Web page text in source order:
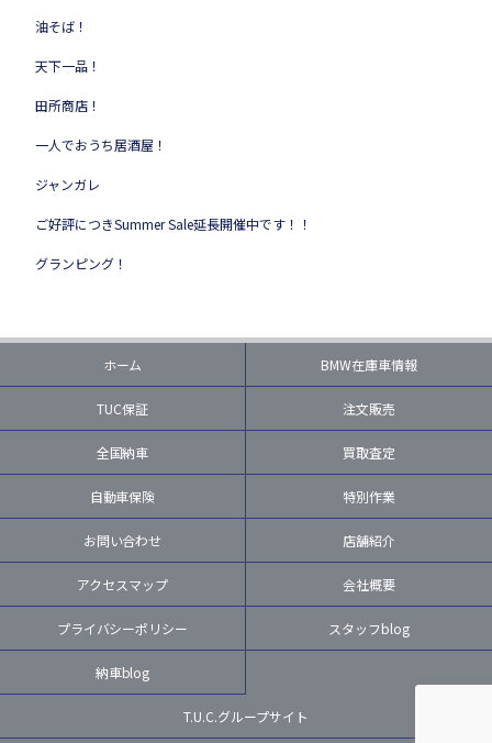
油そば！
天下一品！
田所商店！
一人でおうち居酒屋！
ジャンガレ
ご好評につきSummer Sale延長開催中です！！
グランピング！
ホーム BMW在庫車情報
TUC保証 注文販売
全国納車 買取査定
自動車保険 特別作業
お問い合わせ 店舗紹介
アクセスマップ 会社概要
プライバシーポリシー スタッフblog
納車blog
T.U.C.グループサイト